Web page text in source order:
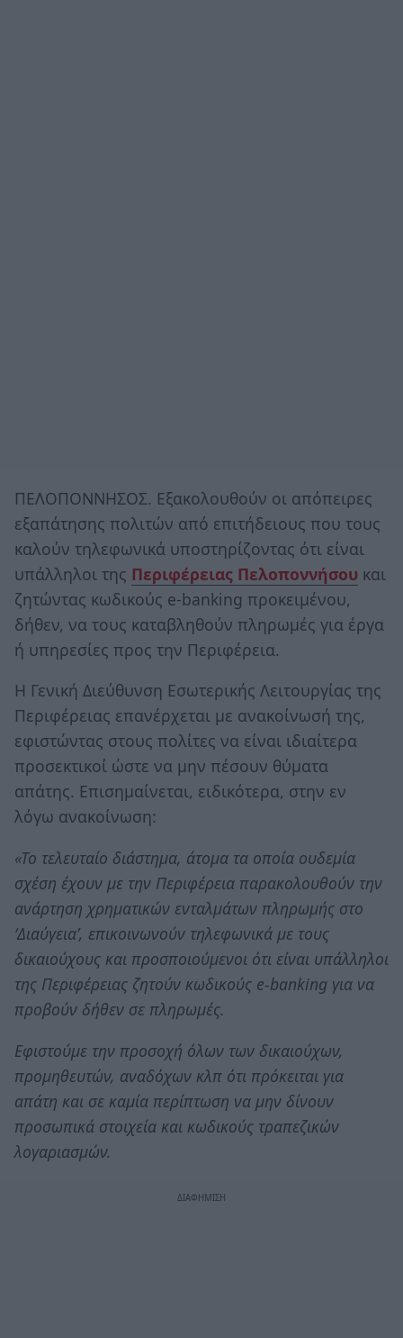
ΠΕΛΟΠΟΝΝΗΣΟΣ. Εξακολουθούν οι απόπειρες
εξαπάτησης πολιτών από επιτήδειους που τους
καλούν τηλεφωνικά υποστηρίζοντας ότι είναι
υπάλληλοι της Περιφέρειας Πελοποννήσου και
ζητώντας κωδικούς e-banking προκειμένου,
δήθεν, να τους καταβληθούν πληρωμές για έργα
ή υπηρεσίες προς την Περιφέρεια.
Η Γενική Διεύθυνση Εσωτερικής Λειτουργίας της
Περιφέρειας επανέρχεται με ανακοίνωσή της,
εφιστώντας στους πολίτες να είναι ιδιαίτερα
προσεκτικοί ώστε να μην πέσουν θύματα
απάτης. Επισημαίνεται, ειδικότερα, στην εν
λόγω ανακοίνωση:
«Το τελευταίο διάστηµα, άτοµα τα οποία ουδεμία
σχέση έχουν µε την Περιφέρεια παρακολουθούν την
ανάρτηση χρηµατικών ενταλµάτων πληρωμής στο
‘Διαύγεια’, επικοινωνούν τηλεφωνικά µε τους
δικαιούχους και προσποιούµενοι ότι είναι υπάλληλοι
της Περιφέρειας ζητούν κωδικούς e-banking για να
προβούν δήθεν σε πληρωμές.
Εφιστούµε την προσοχή όλων των δικαιούχων,
προμηθευτών, αναδόχων κλπ ότι πρόκειται για
απάτη και σε καµία περίπτωση να µην δίνουν
προσωπικά στοιχεία και κωδικούς τραπεζικών
λογαριασμών.